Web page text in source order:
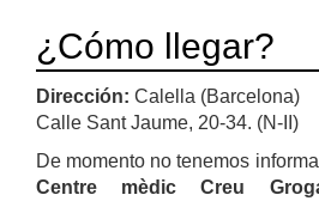
¿Cómo llegar?
Dirección: Calella (Barcelona)
Calle Sant Jaume, 20-34. (N-II)
De momento no tenemos
Centre mèdic Creu